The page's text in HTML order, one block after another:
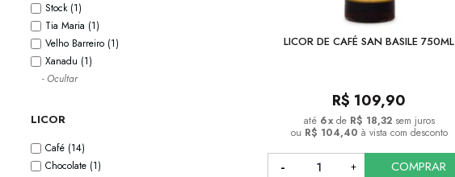
Stock (1)
Tia Maria (1)
Velho Barreiro (1)
Xanadu (1)
- Ocultar
LICOR
Café (14)
Chocolate (1)
LICOR DE CAFÉ SAN BASILE 750ML
R$ 109,90
6x de R$ 18,32 sem juros
ou R$ 104,40 à vista com desconto
COMPRAR